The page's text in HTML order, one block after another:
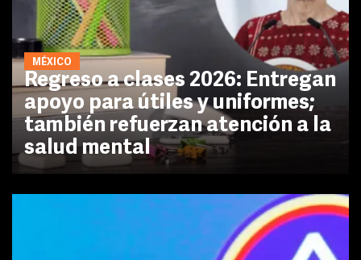
MÉXICO
Regreso a clases 2026: Entregan
apoyo para útiles y uniformes;
también refuerzan atención a la
salud mental